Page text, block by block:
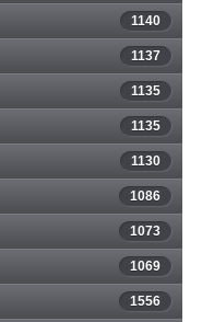
1140
1137
1135
1135
1130
1086
1073
1069
1556